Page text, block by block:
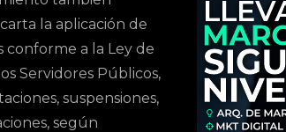
la aplicación de
conforme a la Ley de
Servidores Públicos,
suspensiones,
según